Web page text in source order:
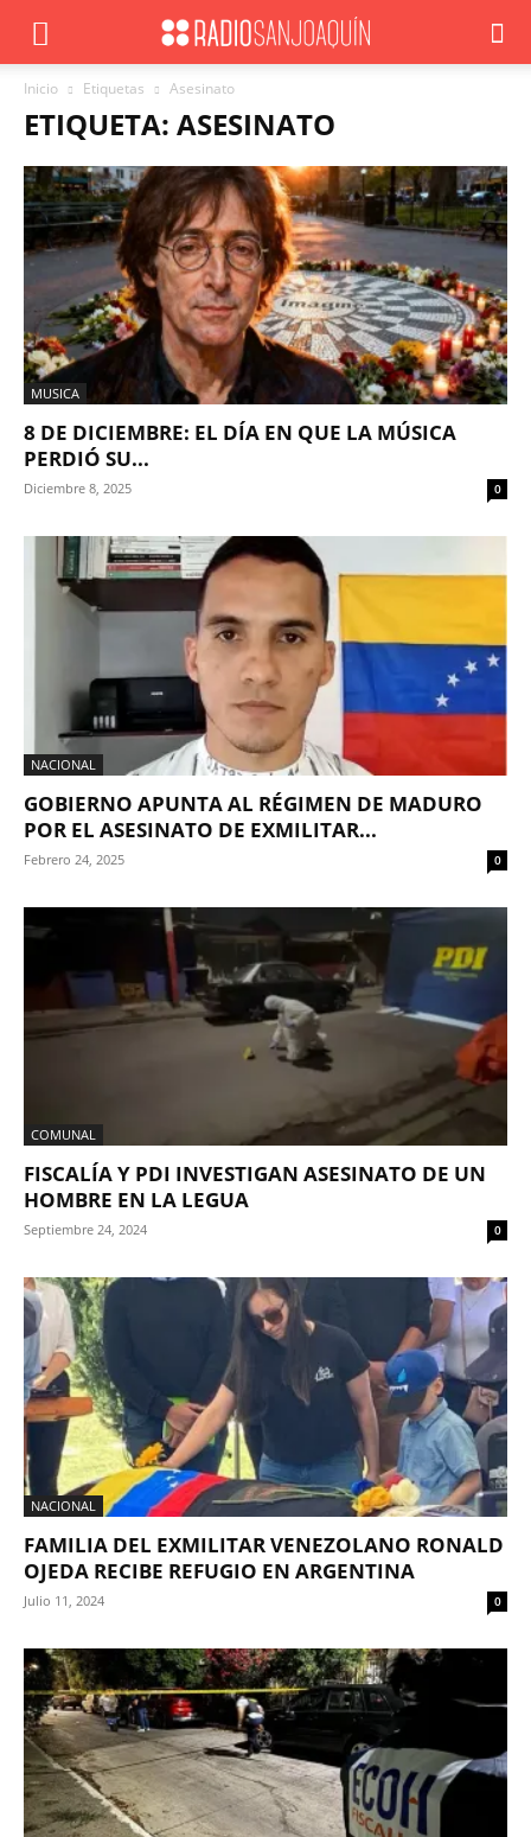
Inicio Etiquetas Asesinato
ETIQUETA: ASESINATO
MUSICA
8 DE DICIEMBRE: EL DÍA EN QUE LA MÚSICA
PERDIÓ SU...
Diciembre 8, 2025 0
NACIONAL
GOBIERNO APUNTA AL RÉGIMEN DE MADURO
POR EL ASESINATO DE EXMILITAR...
Febrero 24, 2025 0
COMUNAL
FISCALÍA Y PDI INVESTIGAN ASESINATO DE UN
HOMBRE EN LA LEGUA
Septiembre 24, 2024 0
NACIONAL
FAMILIA DEL EXMILITAR VENEZOLANO RONALD
OJEDA RECIBE REFUGIO EN ARGENTINA
Julio 11, 2024 0